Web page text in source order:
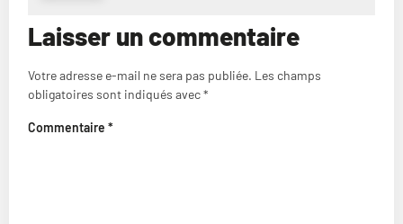
Laisser un commentaire
Votre adresse e-mail ne sera pas publiée. Les champs
obligatoires sont indiqués avec*
Commentaire *